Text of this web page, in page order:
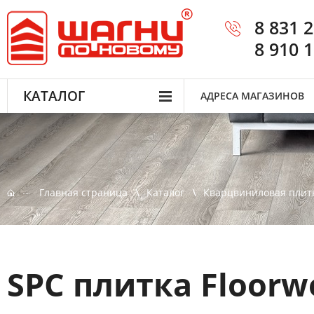
8 831
8 910
КАТАЛОГ АДРЕСА МАГАЗИНОВ
Главная страница Каталог Кварцвиниловая
SPC плитка